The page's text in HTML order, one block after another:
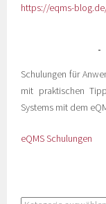
https://eqms-
Schulungen für
mit praktischen
Systems mit dem
eQMS Schulungen